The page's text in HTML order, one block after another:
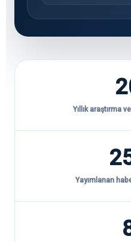
Yıllık araştırma
Yayımlanan